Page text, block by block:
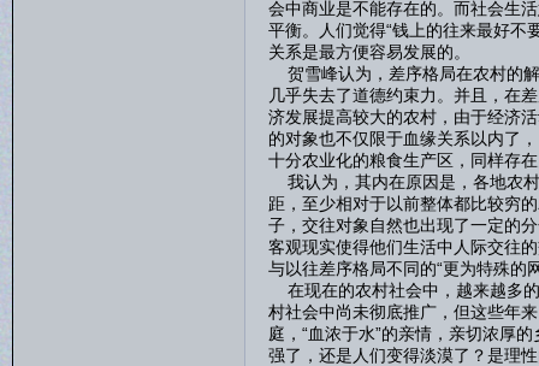
会中商业是不能存在的。而社会生
平衡。人们觉得“钱上的往来最好不
关系是最方便容易发展的。
贺雪峰认为，差序格局在农村的
几乎失去了道德约束力。并且，在
济发展提高较大的农村，由于经济
的对象也不仅限于血缘关系以内了
十分农业化的粮食生产区，同样存
我认为，其内在原因是，各地农
距，至少相对于以前整体都比较穷
子，交往对象自然也出现了一定的
客观现实使得他们生活中人际交往
与以往差序格局不同的“更为特殊的
在现在的农村社会中，越来越多
村社会中尚未彻底推广，但这些年
庭，“血浓于水”的亲情，亲切浓厚
强了，还是人们变得淡漠了？是理